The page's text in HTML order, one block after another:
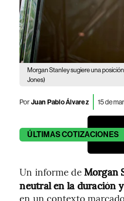
Morgan Stanley sugiere una
Jones)
PorJuan Pablo Álvarez 15 de
ÚLTIMASCOTIZACIONES
Un informe deMorgan
neutral en la duración
en un contexto